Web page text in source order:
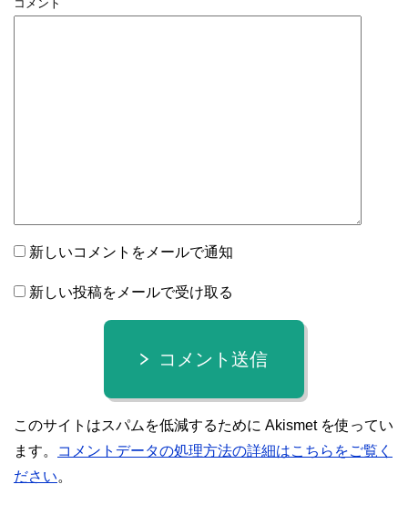
コメント
新しいコメントをメールで通知
新しい投稿をメールで受け取る
コメント送信
このサイトはスパムを低減するために Akismet を使ってい
ます。
コメントデータの処理方法の詳細はこちらをご覧く
ださい。